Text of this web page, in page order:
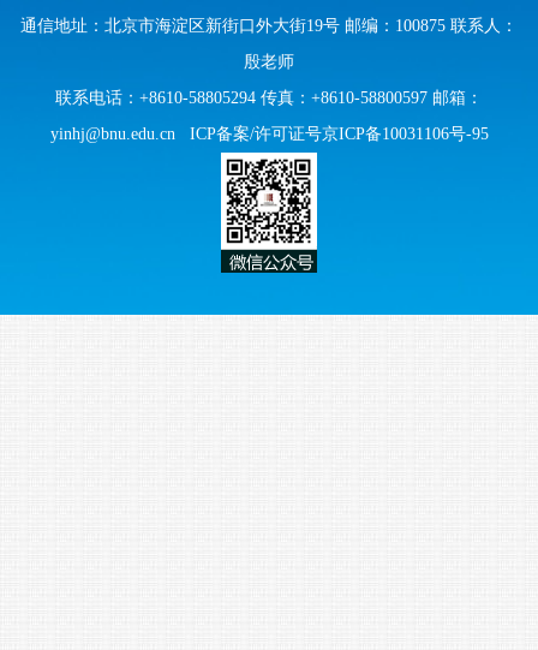
通信地址：北京市海淀区新街口外大街19号 邮编：100875 联系人：
殷老师
联系电话：+8610-58805294 传真：+8610-58800597 邮箱：
yinhj@bnu.edu.cn ICP备案/许可证号京ICP备10031106号-95